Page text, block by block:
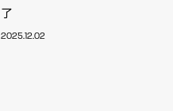
了
2025.12.02